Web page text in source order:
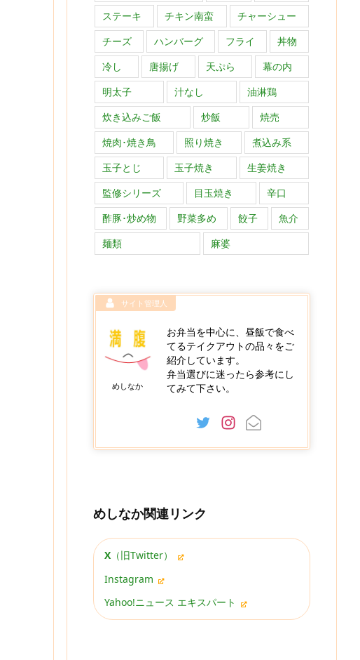
ステーキ
チキン南蛮
チャーシュー
チーズ
ハンバーグ フライ
丼物
冷し
唐揚げ 天ぷら
幕の内
明太子
汁なし
油淋鶏
炊き込みご飯
炒飯
焼売
焼肉･焼き鳥
照り焼き
煮込み系
玉子とじ
玉子焼き
生姜焼き
監修シリーズ
目玉焼き
辛口
酢豚･炒め物
野菜多め 餃子
魚介
麺類
麻婆
サイト管理人
めしなか
お弁当を中心に、昼飯で食べ
てるテイクアウトの品々をご
紹介しています。
弁当選びに迷ったら参考にし
てみて下さい。
めしなか関連リンク
X （旧Twitter）
Instagram
Yahoo!ニュース エキスパート